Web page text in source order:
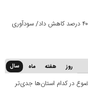
تعرفه ۳۰ درصدی عراق صادرات میلگرد ایران را ۴۰ درصد کاهش داد/ سودآوری
روز هفته ماه سال
در کدام استان‌ها جدی‌تر